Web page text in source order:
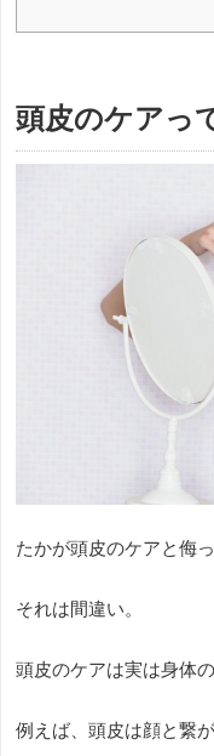
頭皮のケアっ
たかが頭皮のケアと侮
それは間違い。
頭皮のケアは実は身体
例えば、頭皮は顔と繋